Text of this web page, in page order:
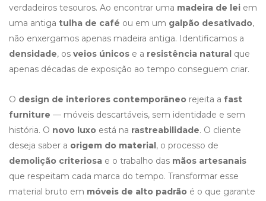
verdadeiros tesouros. Ao encontrar uma madeira de lei em
uma antiga tulha de café ou em um galpão desativado,
não enxergamos apenas madeira antiga. Identificamos a
densidade, os veios únicos e a resistência natural que
apenas décadas de exposição ao tempo conseguem criar.
O design de interiores contemporâneo rejeita a fast
furniture — móveis descartáveis, sem identidade e sem
história. O novo luxo está na rastreabilidade. O cliente
deseja saber a origem do material, o processo de
demolição criteriosa e o trabalho das mãos artesanais
que respeitam cada marca do tempo. Transformar esse
material bruto em móveis de alto padrão é o que garante